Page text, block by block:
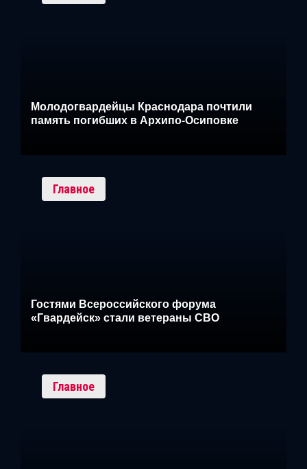
Молодогвардейцы Краснодара почтили
память погибших в Архипо-Осиповке
Главное
Гостями Всероссийского форума
«Гвардейск» стали ветераны СВО
Главное